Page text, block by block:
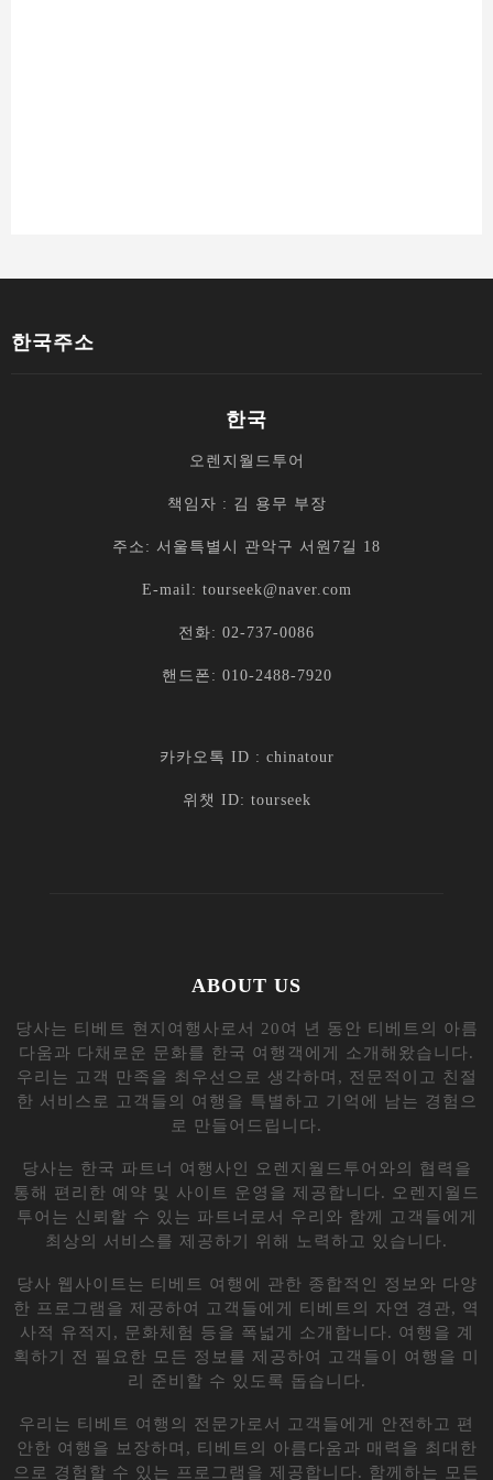
한국주소
한국
오렌지월드투어
책임자 : 김 용무 부장
주소: 서울특별시 관악구 서원7길 18
E-mail: tourseek@naver.com
전화: 02-737-0086
핸드폰: 010-2488-7920
카카오톡 ID : chinatour
위챗 ID: tourseek
ABOUT US
당사는 티베트 현지여행사로서 20여 년 동안 티베트의 아름
다움과 다채로운 문화를 한국 여행객에게 소개해왔습니다.
우리는 고객 만족을 최우선으로 생각하며, 전문적이고 친절
한 서비스로 고객들의 여행을 특별하고 기억에 남는 경험으
로 만들어드립니다.
당사는 한국 파트너 여행사인 오렌지월드투어와의 협력을
통해 편리한 예약 및 사이트 운영을 제공합니다. 오렌지월드
투어는 신뢰할 수 있는 파트너로서 우리와 함께 고객들에게
최상의 서비스를 제공하기 위해 노력하고 있습니다.
당사 웹사이트는 티베트 여행에 관한 종합적인 정보와 다양
한 프로그램을 제공하여 고객들에게 티베트의 자연 경관, 역
사적 유적지, 문화체험 등을 폭넓게 소개합니다. 여행을 계
획하기 전 필요한 모든 정보를 제공하여 고객들이 여행을 미
리 준비할 수 있도록 돕습니다.
우리는 티베트 여행의 전문가로서 고객들에게 안전하고 편
안한 여행을 보장하며, 티베트의 아름다움과 매력을 최대한
으로 경험할 수 있는 프로그램을 제공합니다. 함께하는 모든